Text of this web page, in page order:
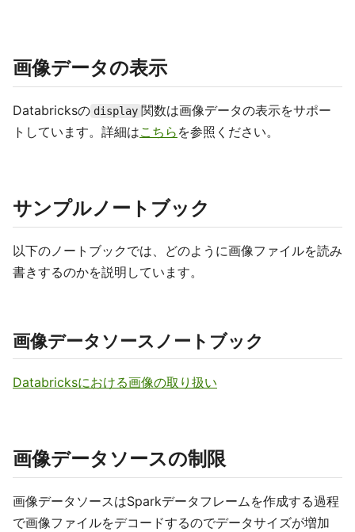
画像データの表示
Databricksの display 関数は画像データの表示をサポー
トしています。詳細はこちら を参照ください。
サンプルノートブック
以下のノートブックでは、どのように画像ファイルを読み
書きするのかを説明しています。
画像データソースノートブック
Databricksにおける画像の取り扱い
画像データソースの制限
画像データソースはSparkデータフレームを作成する過程
で画像ファイルをデコードするのでデータサイズが増加